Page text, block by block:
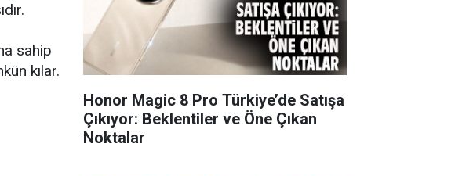
sahip
kılar.
Honor Magic 8 Pro Türkiye’de Satışa
Çıkıyor: Beklentiler ve Öne Çıkan
Noktalar